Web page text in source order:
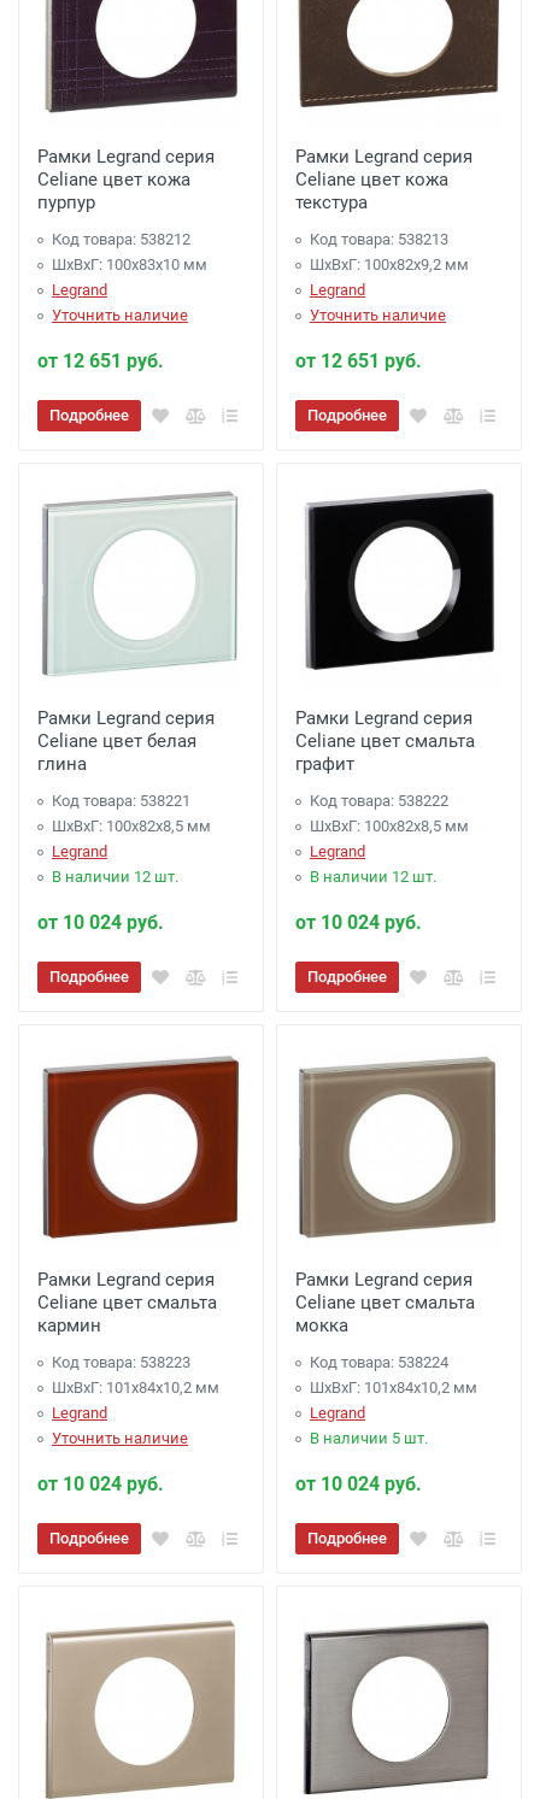
Рамки Legrand серия
Celiane цвет кожа
пурпур
Код товара: 538212
ШхВхГ: 100x83x10 мм
Legrand
Уточнить наличие
от 12 651 руб.
Подробнее
Рамки Legrand серия
Celiane цвет кожа
текстура
Код товара: 538213
ШхВхГ: 100x82x9,2 мм
Legrand
Уточнить наличие
от 12 651 руб.
Подробнее
Рамки Legrand серия
Celiane цвет белая
глина
Код товара: 538221
ШхВхГ: 100x82x8,5 мм
Legrand
В наличии 12 шт.
от 10 024 руб.
Подробнее
Рамки Legrand серия
Celiane цвет смальта
графит
Код товара: 538222
ШхВхГ: 100x82x8,5 мм
Legrand
В наличии 12 шт.
от 10 024 руб.
Подробнее
Рамки Legrand серия
Celiane цвет смальта
кармин
Код товара: 538223
ШхВхГ: 101x84x10,2 мм
Legrand
Уточнить наличие
от 10 024 руб.
Подробнее
Рамки Legrand серия
Celiane цвет смальта
мокка
Код товара: 538224
ШхВхГ: 101x84x10,2 мм
Legrand
В наличии 5 шт.
от 10 024 руб.
Подробнее